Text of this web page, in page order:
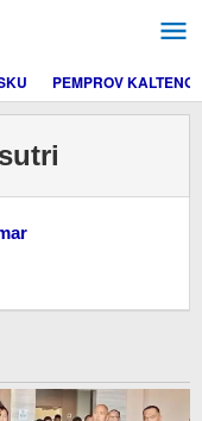
PEMPROV KALTENG